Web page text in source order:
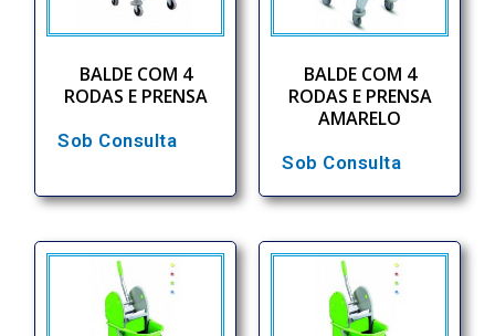
BALDE COM 4
RODAS E PRENSA
Sob Consulta
BALDE COM 4
RODAS E PRENSA
AMARELO
Sob Consulta